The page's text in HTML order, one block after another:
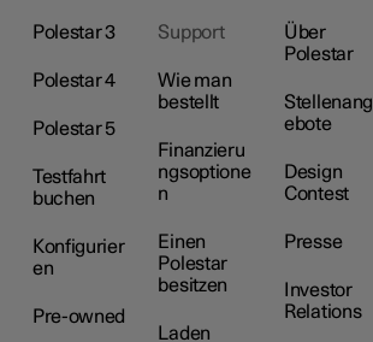
Polestar 3
Polestar 4
Polestar 5
Testfahrt
buchen
Konfigurier
en
Pre-owned
Support
Wie man
bestellt
Finanzieru
ngsoptione
n
Einen
Polestar
besitzen
Laden
Über
Polestar
Stellenang
ebote
Design
Contest
Presse
Investor
Relations